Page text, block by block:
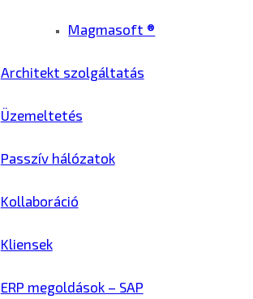
Magmasoft ®
Architekt szolgáltatás
Üzemeltetés
Passzív hálózatok
Kollaboráció
Kliensek
ERP megoldások – SAP